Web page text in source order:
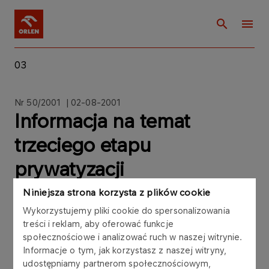
Niniejsza strona korzysta z plików cookie
Wykorzystujemy pliki cookie do spersonalizowania
treści i reklam, aby oferować funkcje
społecznościowe i analizować ruch w naszej witrynie.
Informacje o tym, jak korzystasz z naszej witryny,
udostępniamy partnerom społecznościowym,
03
Nr 50/2001 | 02-08-2001
Informacja na temat
trzeciego etapu
prywatyzacji
Zarząd Polskiego Koncernu Naftowego ORLEN
Spółka Akcyjna informuje, że w związku z trzecim
etapem prywatyzacji Spółki, w dniu 1 sierpnia